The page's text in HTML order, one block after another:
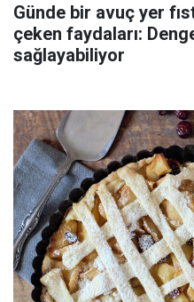
Günde bir avuç yer
çeken faydaları:
sağlayabiliyor